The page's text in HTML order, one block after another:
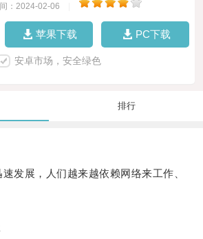
：2024-02-06
苹果下载 PC下载
安卓市场，安全绿色
排行
展，人们越来越依赖网络来工作、